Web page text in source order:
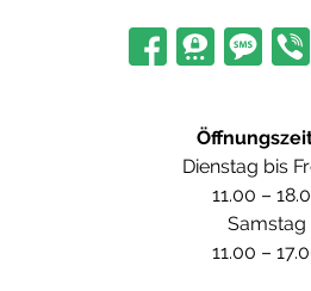
Dienstag bis
11.00 –
Samstag
11.00 –